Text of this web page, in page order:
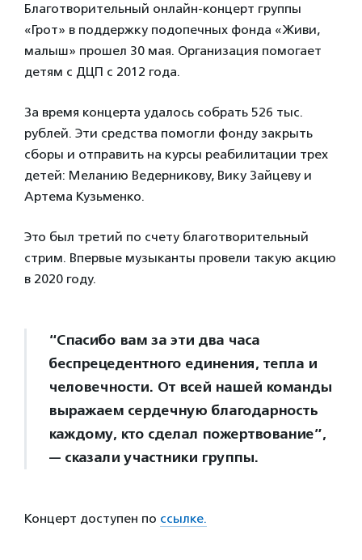
Благотворительный онлайн-концерт группы
«Грот» в поддержку подопечных фонда «Живи,
малыш» прошел 30 мая. Организация помогает
детям с ДЦП с 2012 года.
За время концерта удалось собрать 526 тыс.
рублей. Эти средства помогли фонду закрыть
сборы и отправить на курсы реабилитации трех
детей: Меланию Ведерникову, Вику Зайцеву и
Артема Кузьменко.
Это был третий по счету благотворительный
стрим. Впервые музыканты провели такую акцию
в 2020 году.
“Спасибо вам за эти два часа
беспрецедентного единения, тепла и
человечности. От всей нашей команды
выражаем сердечную благодарность
каждому, кто сделал пожертвование”,
— сказали участники группы.
Концерт доступен по ссылке.